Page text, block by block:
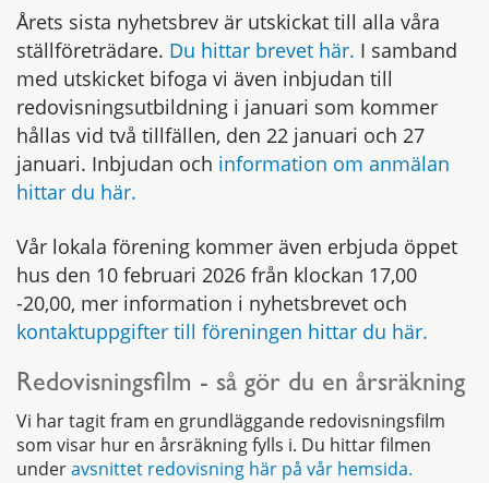
Årets sista nyhetsbrev är utskickat till alla våra
ställföreträdare. Du hittar brevet här. I samband
med utskicket bifoga vi även inbjudan till
redovisningsutbildning i januari som kommer
hållas vid två tillfällen, den 22 januari och 27
januari. Inbjudan och information om anmälan
hittar du här.
Vår lokala förening kommer även erbjuda öppet
hus den 10 februari 2026 från klockan 17,00
-20,00, mer information i nyhetsbrevet och
kontaktuppgifter till föreningen hittar du här.
Redovisningsfilm - så gör du en årsräkning
Vi har tagit fram en grundläggande redovisningsfilm
som visar hur en årsräkning fylls i. Du hittar filmen
underavsnittet redovisning här på vår hemsida.